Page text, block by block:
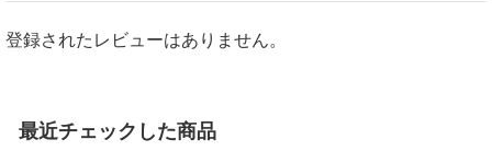
登録されたレビューはありません。
最近チェックした商品